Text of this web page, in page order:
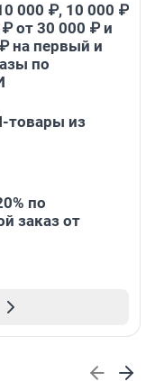
000 ₽, 10 000 ₽
от 30 000 ₽ и
на первый и
по
товары из
по
заказ от